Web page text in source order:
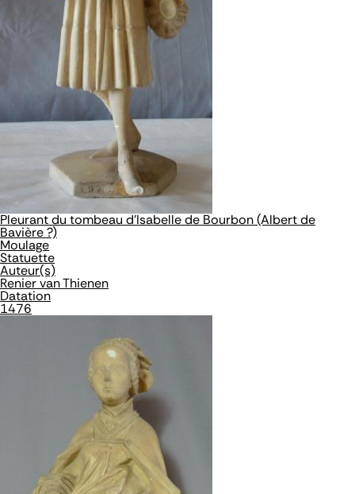
Pleurant du tombeau d'Isabelle de Bourbon (Albert de
Bavière ?)
Moulage
Statuette
Auteur(s)
Renier van Thienen
Datation
1476